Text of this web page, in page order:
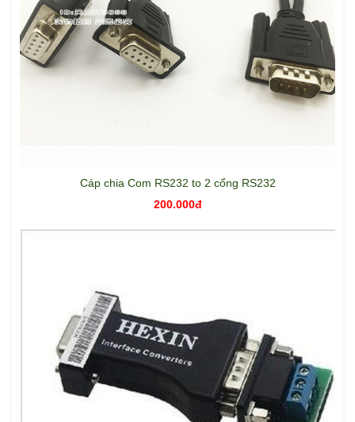
Cáp chia Com RS232 to 2 cổng RS232
200.000đ